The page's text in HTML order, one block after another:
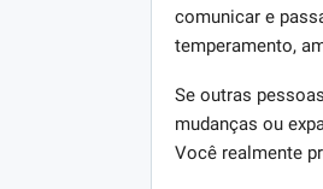
comunicar e
temperamento,
Se outras
mudanças ou
Você realmente